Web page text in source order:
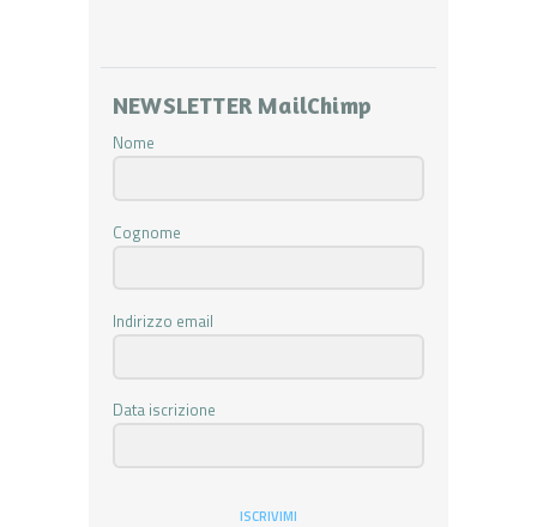
NEWSLETTER MailChimp
Nome
Cognome
Indirizzo email
Data iscrizione
ISCRIVIMI